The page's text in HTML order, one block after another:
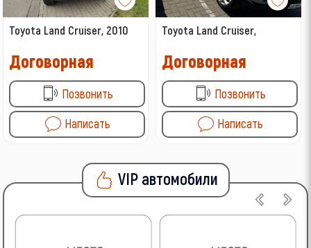
Toyota Land Cruiser, 2010
Договорная
Позвонить
Написать
Toyota Land Cruiser,
Договорная
Позвонить
Написать
VIP автомобили